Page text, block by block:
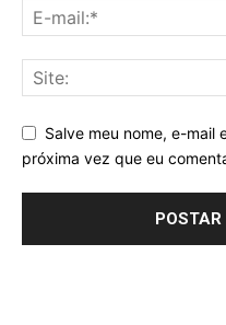
Salve meu nome, e-mail
próxima vez que eu